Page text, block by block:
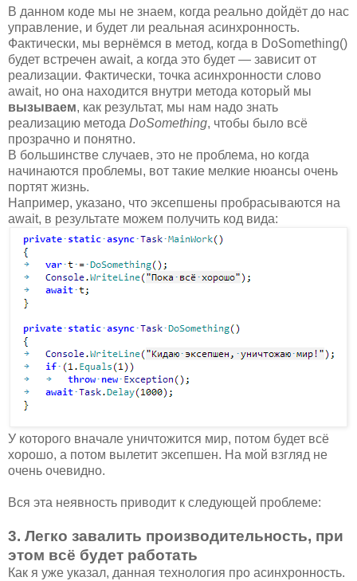
В данном коде мы не знаем, когда реально дойдёт до нас
управление, и будет ли реальная асинхронность.
Фактически, мы вернёмся в метод, когда в DoSomething()
будет встречен await, а когда это будет — зависит от
реализации. Фактически, точка асинхронности слово
await, но она находится внутри метода который мы
вызываем, как результат, мы нам надо знать
реализацию метода DoSomething, чтобы было всё
прозрачно и понятно.
В большинстве случаев, это не проблема, но когда
начинаются проблемы, вот такие мелкие нюансы очень
портят жизнь.
Например, указано, что эксепшены пробрасываются на
await, в результате можем получить код вида:
У которого вначале уничтожится мир, потом будет всё
хорошо, а потом вылетит эксепшен. На мой взгляд не
очень очевидно.
Вся эта неявность приводит к следующей проблеме:
3. Легко завалить производительность, при
этом всё будет работать
Как я уже указал, данная технология про асинхронность.